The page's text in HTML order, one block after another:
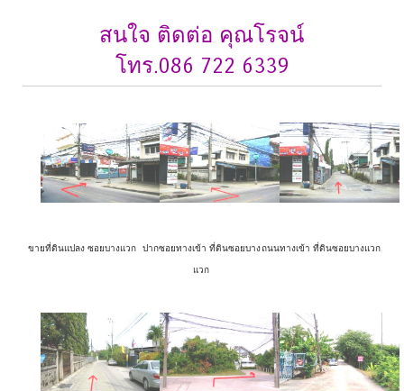
สนใจ ติดต่อ คุณโรจน์
โทร.086 722 6339
ขายที่ดินแปลง ซอยบางแวก ปากซอยทางเข้า ที่ดินซอยบาง
แวก
ถนนทางเข้า ที่ดินซอยบางแวก